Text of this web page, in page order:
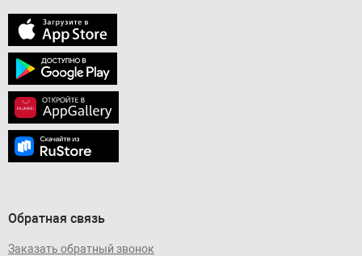
Обратная связь
Заказать обратный звонок